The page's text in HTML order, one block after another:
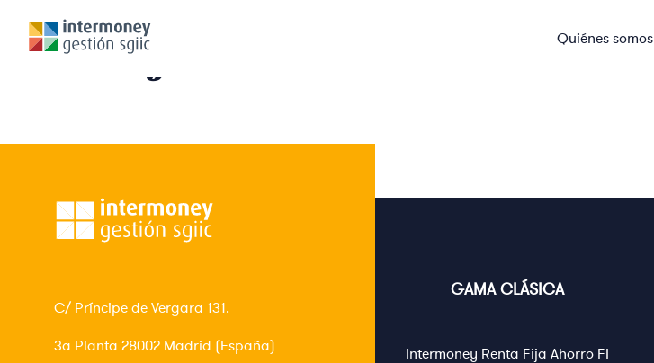
Quiénes somos
Imdi rojo
C/ Príncipe de Vergara 131.
3ª Planta 28002 Madrid (España)
GAMA CLÁSICA
Intermoney Renta Fija Ahorro FI